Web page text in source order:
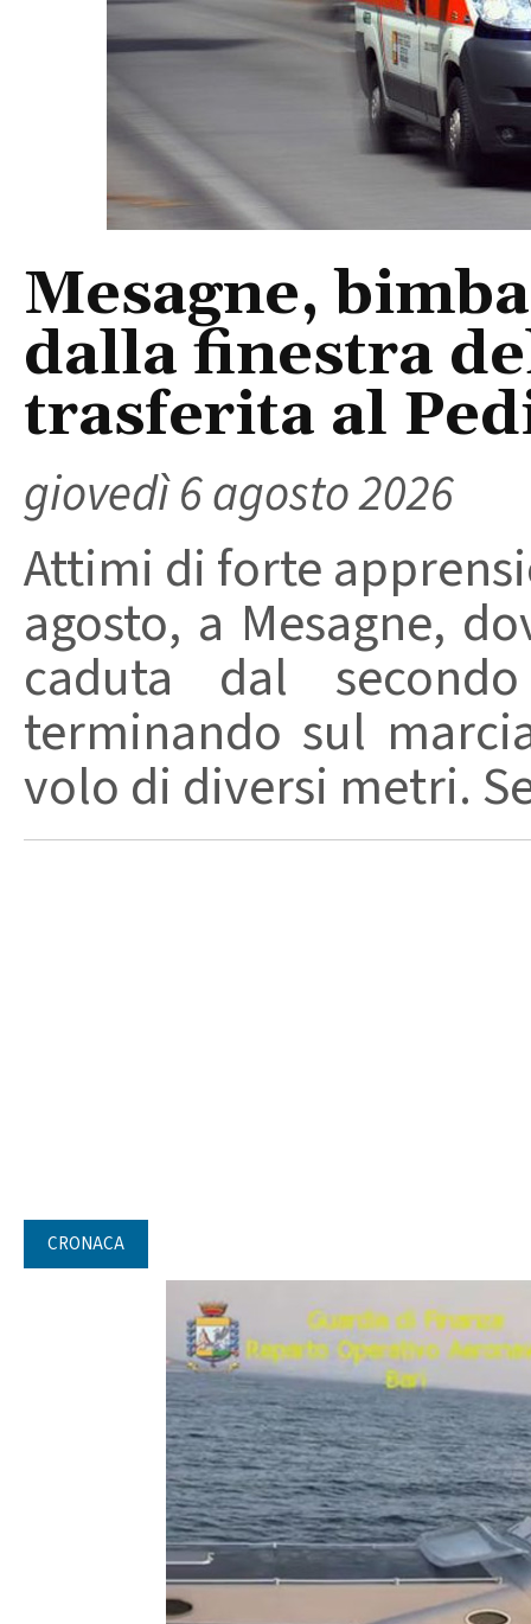
Mesagne,
dalla finestra
trasferita al
giovedì 6 agosto 2026
Attimi di forte
agosto, a Mesagne,
caduta dal
terminando sul
volo di diversi metri.
CRONACA